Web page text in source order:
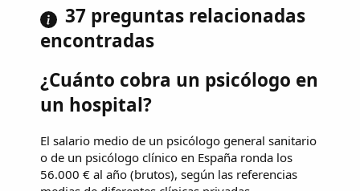
37 preguntas relacionadas
encontradas
¿Cuánto cobra un psicólogo en
un hospital?
El salario medio de un psicólogo general sanitario
o de un psicólogo clínico en España ronda los
56.000 € al año (brutos), según las referencias